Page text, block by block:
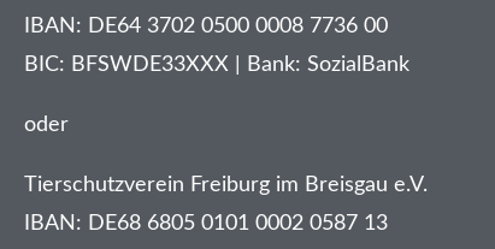
IBAN: DE64 3702 0500 0008 7736 00
BIC: BFSWDE33XXX | Bank: SozialBank
oder
Tierschutzverein Freiburg im Breisgau e.V.
IBAN: DE68 6805 0101 0002 0587 13